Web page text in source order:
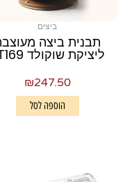
ביצים
תבנית ביצה
ליציקת שוקולד KT169
₪247.50
הוספה לסל